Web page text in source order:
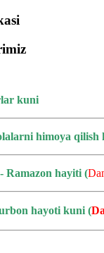
kuni
himoya qilish
Ramazon hayiti (
hayoti kuni(